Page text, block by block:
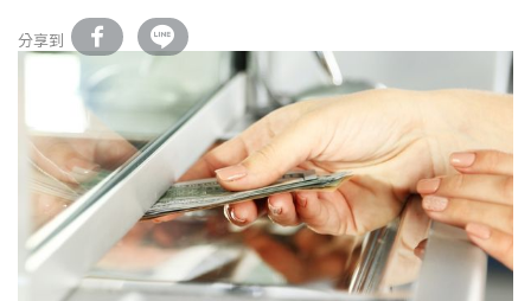
分享到